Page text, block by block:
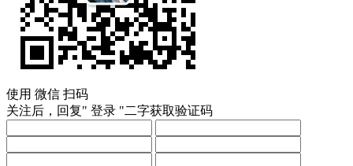
使用 微信 扫码
关注后，回复" 登录 "二字获取验证码